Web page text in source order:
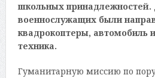
школьных принадлежностей.
военнослужащих были
квадрокоптеры, автомобиль
техника.
Гуманитарную миссию по